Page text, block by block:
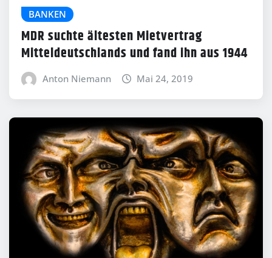
BANKEN
MDR suchte ältesten Mietvertrag
Mitteldeutschlands und fand ihn aus 1944
Anton Niemann Mai 24, 2019